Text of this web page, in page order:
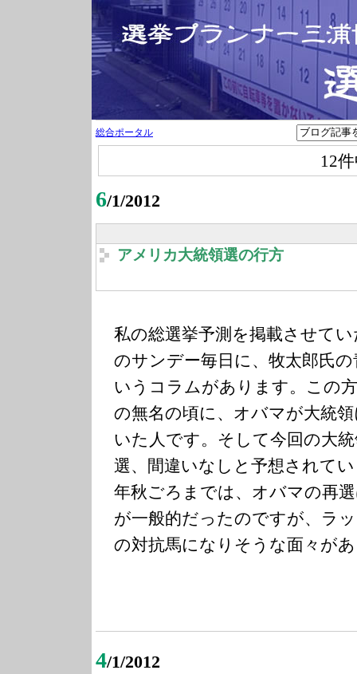
総合ポータル
12
6/1/2012
アメリカ大統領選の行方
私の総選挙予測を掲載させて
のサンデー毎日に、牧太郎氏
いうコラムがあります。この
の無名の頃に、オバマが大統
いた人です。そして今回の大
選、間違いなしと予想されて
年秋ごろまでは、オバマの再
が一般的だったのですが、ラ
の対抗馬になりそうな面々が
4/1/2012